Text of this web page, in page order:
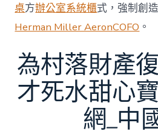
桌方辦公室系統櫃式，強制創
Herman Miller AeronCOFO 。
為村落財產
才死水甜心
網_中